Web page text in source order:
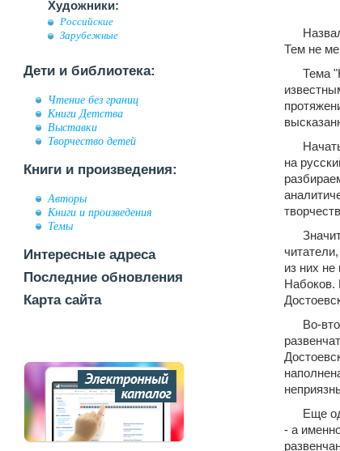
Художники:
Российские
Зарубежные
Дети и библиотека:
Чтение без границ
Книги Детства
Выставки
Творчество детей
Книги и произведения:
Авторы
Книги и произведения
Темы
Интересные адреса
Последние обновления
Карта сайта
Тем не
Тема
на
из них
Набоков.
Во-
Еще
- а